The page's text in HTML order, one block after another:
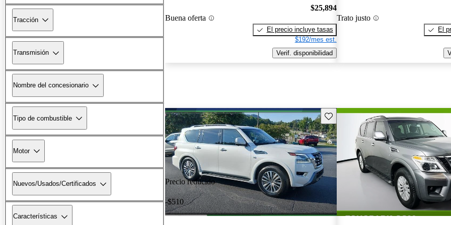
Tracción
Transmisión
Nombre del concesionario
Tipo de combustible
Motor
Nuevos/Usados/Certificados
Características
Buena oferta
$25,894
El precio incluye tasas
$192/mes est.
Verif. disponibilidad
Trato justo
El
Precio reducido
-$510
Guarda este Aviso